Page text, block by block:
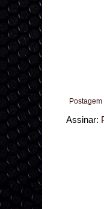
Assinar: